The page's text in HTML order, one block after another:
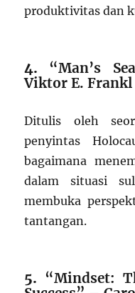
produktivitas dan
4. “Man’s
Viktor E. Frankl
Ditulis oleh
penyintas
bagaimana
dalam situasi
membuka
tantangan.
5. “Mindset: